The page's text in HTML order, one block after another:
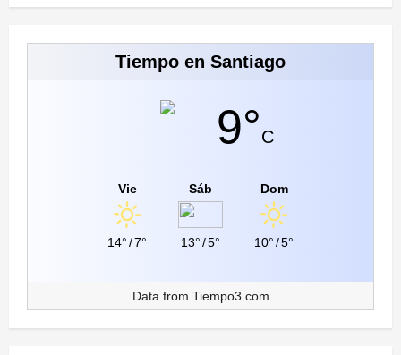
Tiempo en Santiago
9°C
Vie
14°/7°
Sáb
13°/5°
Dom
10°/5°
Data from Tiempo3.com